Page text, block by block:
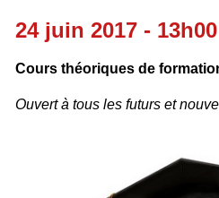
24 juin 2017 -
Cours théoriques de
Ouvert à tous les futurs et